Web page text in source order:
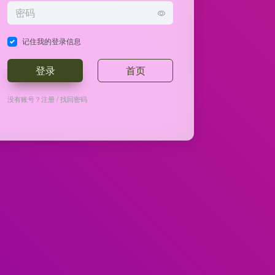
记住我的登录信息
登录 首页
没有账号？注册/找回密码